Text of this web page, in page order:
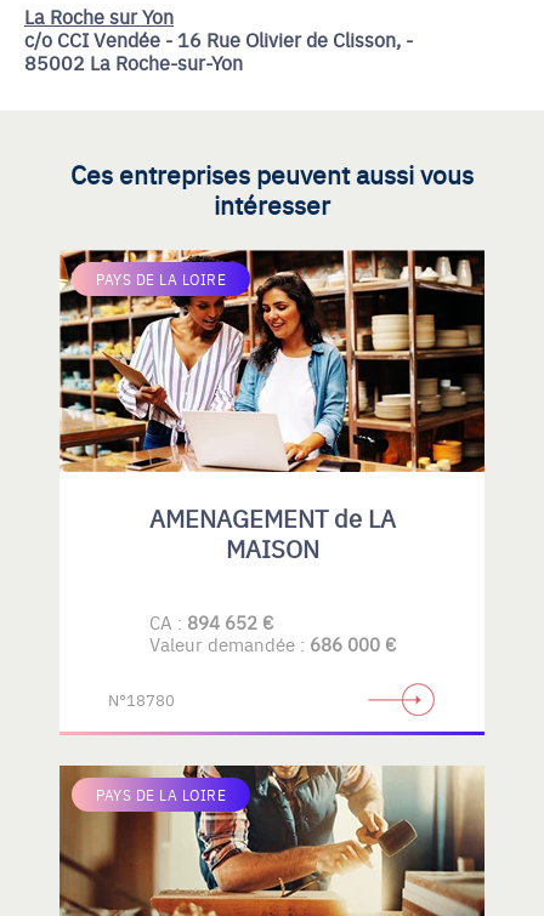
La Roche sur Yon
c/o CCI Vendée - 16 Rue Olivier de Clisson, -
85002 La Roche-sur-Yon
Ces entreprises peuvent aussi vous
intéresser
PAYS DE LA LOIRE
AMENAGEMENT de LA
MAISON
CA : 894 652 €
Valeur demandée : 686 000 €
N°18780
PAYS DE LA LOIRE